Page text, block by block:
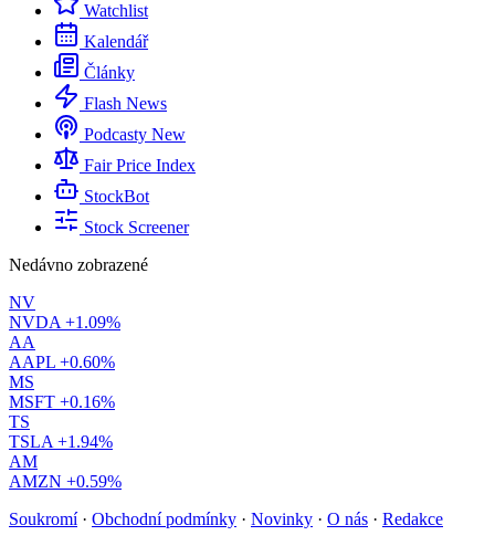
Watchlist
Kalendář
Články
Flash News
Podcasty New
Fair Price Index
StockBot
Stock Screener
Nedávno zobrazené
NV
NVDA +1.09%
AA
AAPL +0.60%
MS
MSFT +0.16%
TS
TSLA +1.94%
AM
AMZN +0.59%
Soukromí · Obchodní podmínky · Novinky · O nás · Redakce